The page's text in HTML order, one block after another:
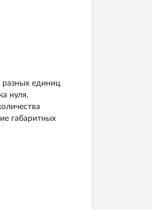
разных единиц
нуля,
габаритных